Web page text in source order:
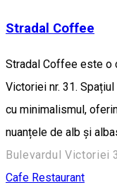
Stradal Coffee
Stradal Coffee este o
Victoriei nr. 31.
cu minimalismul,
nuanțele de alb și
Bulevardul Victoriei
Cafe Restaurant